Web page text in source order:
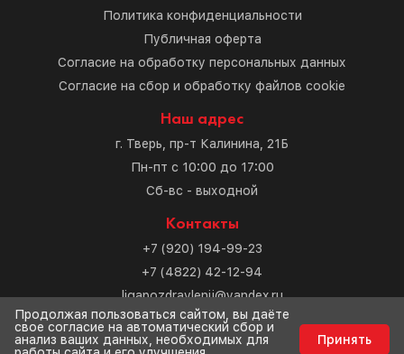
Политика конфиденциальности
Публичная оферта
Согласие на обработку персональных данных
Согласие на сбор и обработку файлов cookie
Наш адрес
г. Тверь, пр-т Калинина, 21Б
Пн-пт с 10:00 до 17:00
Сб-вс - выходной
Контакты
+7 (920) 194-99-23
+7 (4822) 42-12-94
ligapozdravlenij@yandex.ru
Разработка сайта
Продолжая пользоваться сайтом, вы даёте
свое согласие на автоматический сбор и
анализ ваших данных, необходимых для
Принять